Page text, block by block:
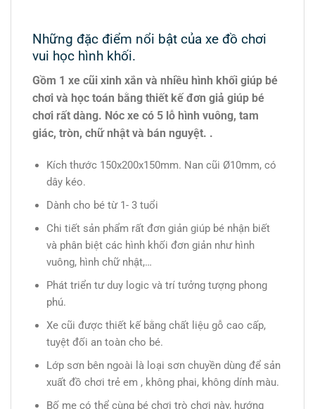
Những đặc điểm nổi bật của xe đồ chơi
vui học hình khối.
Gồm 1 xe cũi xinh xắn và nhiều hình khối giúp bé
chơi và học toán bằng thiết kế đơn giả giúp bé
chơi rất dàng. Nóc xe có 5 lỗ hình vuông, tam
giác, tròn, chữ nhật và bán nguyệt. .
Kích thước 150x200x150mm. Nan cũi Ø10mm, có
dây kéo.
Dành cho bé từ 1- 3 tuổi
Chi tiết sản phẩm rất đơn giản giúp bé nhận biết
và phân biệt các hình khối đơn giản như hình
vuông, hình chữ nhật,…
Phát triển tư duy logic và trí tưởng tượng phong
phú.
Xe cũi được thiết kế bằng chất liệu gỗ cao cấp,
tuyệt đối an toàn cho bé.
Lớp sơn bên ngoài là loại sơn chuyền dùng để sản
xuất đồ chơi trẻ em , không phai, không dính màu.
Bố mẹ có thể cùng bé chơi trò chơi này, hướng